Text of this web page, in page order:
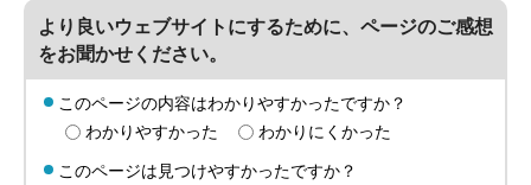
より良いウェブサイトにするために、ページのご感想
をお聞かせください。
このページの内容はわかりやすかったですか？
わかりやすかった
わかりにくかった
このページは見つけやすかったですか？